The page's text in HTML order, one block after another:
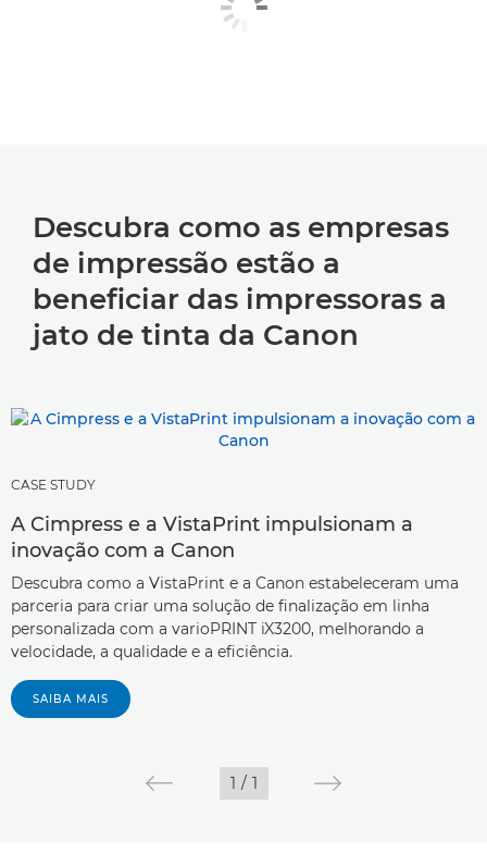
Descubra como as empresas
de impressão estão a
beneficiar das impressoras a
jato de tinta da Canon
CASE STUDY
A Cimpress e a VistaPrint impulsionam a
inovação com a Canon
Descubra como a VistaPrint e a Canon estabeleceram uma
parceria para criar uma solução de finalização em linha
personalizada com a varioPRINT iX3200, melhorando a
velocidade, a qualidade e a eficiência.
SAIBA MAIS
1 / 1